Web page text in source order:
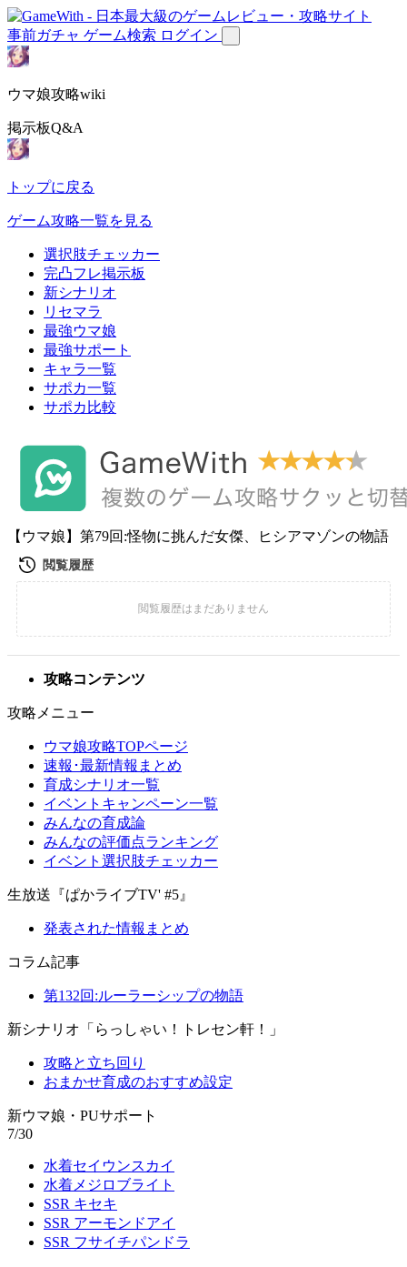
事前ガチャ ゲーム検索 ログイン
ウマ娘攻略wiki
掲示板Q&A
トップに戻る
ゲーム攻略一覧を見る
選択肢チェッカー
完凸フレ掲示板
新シナリオ
リセマラ
最強ウマ娘
最強サポート
キャラ一覧
サポカ一覧
サポカ比較
【ウマ娘】第79回:怪物に挑んだ女傑、ヒシアマゾンの物語
攻略コンテンツ
攻略メニュー
ウマ娘攻略TOPページ
速報･最新情報まとめ
育成シナリオ一覧
イベントキャンペーン一覧
みんなの育成論
みんなの評価点ランキング
イベント選択肢チェッカー
生放送『ぱかライブTV' #5』
発表された情報まとめ
コラム記事
第132回:ルーラーシップの物語
新シナリオ「らっしゃい！トレセン軒！」
攻略と立ち回り
おまかせ育成のおすすめ設定
新ウマ娘・PUサポート
7/30
水着セイウンスカイ
水着メジロブライト
SSR キセキ
SSR アーモンドアイ
SSR フサイチパンドラ